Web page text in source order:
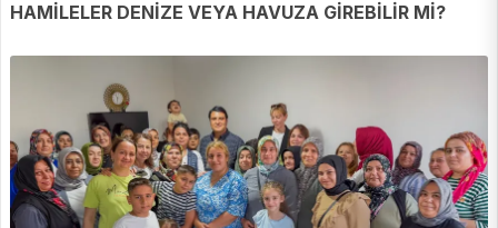
HAMİLELER DENİZE VEYA HAVUZA GİREBİLİR Mİ?